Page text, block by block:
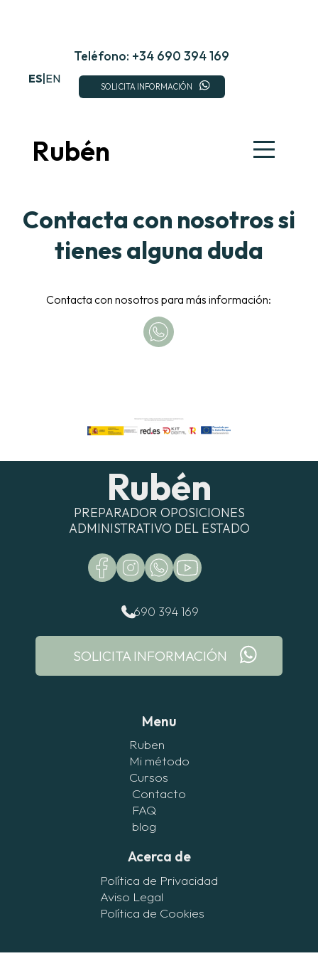
ES EN
Teléfono: +34 690 394 169
SOLICITA INFORMACIÓN
Rubén
Contacta con nosotros si
tienes alguna duda
Contacta con nosotros para más información:
Rubén
PREPARADOR OPOSICIONES
ADMINISTRATIVO DEL ESTADO
690 394 169
SOLICITA INFORMACIÓN
Menu
Ruben
Mi método
Cursos
Contacto
FAQ
blog
Acerca de
Política de Privacidad
Aviso Legal
Política de Cookies